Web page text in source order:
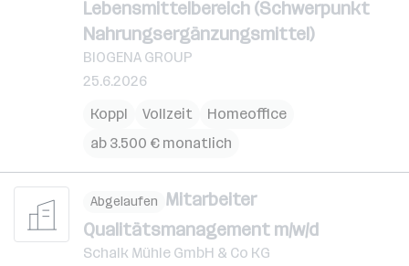
Lebensmittelbereich (Schwerpunkt
Nahrungsergänzungsmittel)
BIOGENA GROUP
25.6.2026
Koppl
Vollzeit
Homeoffice
ab 3.500 € monatlich
Abgelaufen Mitarbeiter
Qualitätsmanagement m/w/d
Schalk Mühle GmbH & Co KG